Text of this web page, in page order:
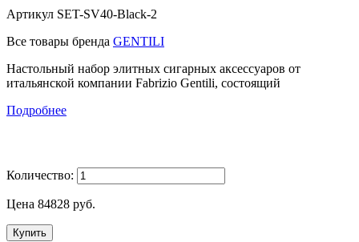
Артикул SET-SV40-Black-2
Все товары бренда GENTILI
Настольный набор элитных сигарных аксессуаров от
итальянской компании Fabrizio Gentili, состоящий
Подробнее
Количество:
Цена 84828 руб.
Купить